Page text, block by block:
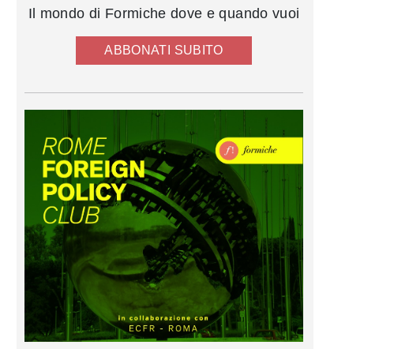
Il mondo di Formiche dove e quando vuoi
ABBONATI SUBITO